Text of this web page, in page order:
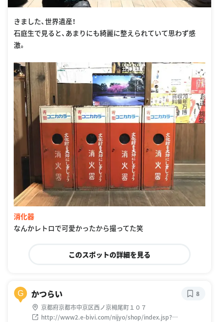
きました、世界遺産！
石庭生で見ると、あまりにも綺麗に整えられていて思わず感
激。
消化器
なんかレトロで可愛かったから撮ってた笑
このスポットの詳細を見る
G かつらい
京都府京都市中京区西ノ京栂尾町１０７
http://www2.e-bivi.com/nijyo/shop/index.jsp?
8